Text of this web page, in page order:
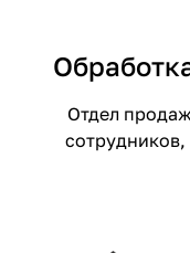
Отдел
сотрудников,